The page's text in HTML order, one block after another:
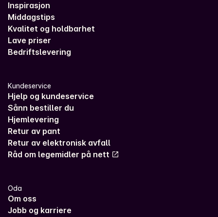
Inspirasjon
Middagstips
Kvalitet og holdbarhet
Lave priser
Bedriftslevering
Kundeservice
Hjelp og kundeservice
Sånn bestiller du
Hjemlevering
Retur av pant
Retur av elektronisk avfall
Råd om legemidler på nett
Oda
Om oss
Jobb og karriere